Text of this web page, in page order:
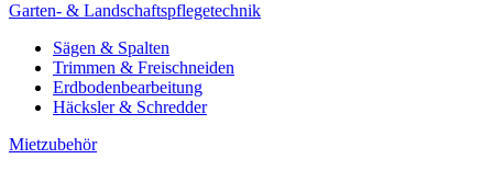
Garten- & Landschaftspflegetechnik
Sägen & Spalten
Trimmen & Freischneiden
Erdbodenbearbeitung
Häcksler & Schredder
Mietzubehör